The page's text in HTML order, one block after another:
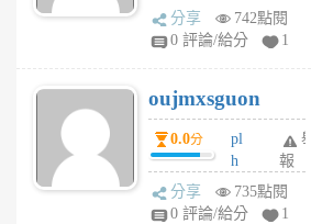
A
V
個
月
前
ld
gy
個
月
前
分享
742點閱
0 評論/給分
1
oujmxsguon
0.0分
pl
h
wi
w
舉
報
分享
735點閱
0 評論/給分
1